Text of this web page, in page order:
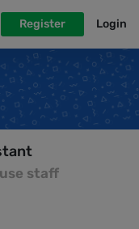
Register Login
staff